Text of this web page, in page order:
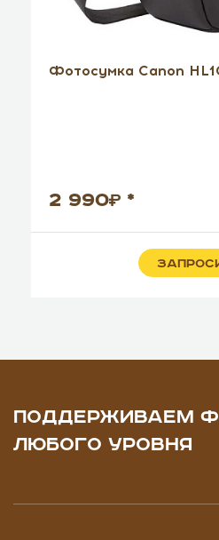
Фотосумка Canon
2 990 *
ПОДДЕРЖИВАЕМ
ЛЮБОГО УРОВНЯ